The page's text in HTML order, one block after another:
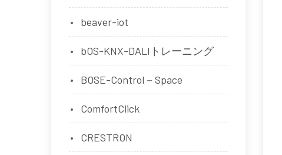
beaver-iot
bOS-KNX-DALIトレーニング
BOSE-Control－Space
ComfortClick
CRESTRON